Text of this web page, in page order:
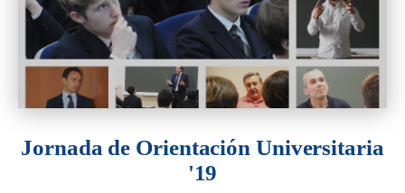
Jornada de Orientación Universitaria
'19